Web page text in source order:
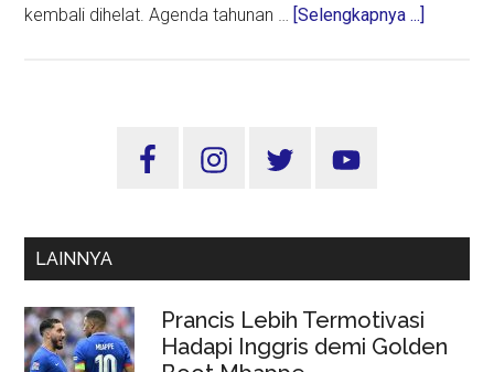
kembali dihelat. Agenda tahunan … [Selengkapnya ...]
11-
Sidebar
LAINNYA
Prancis Lebih Termotivasi
Hadapi Inggris demi Golden